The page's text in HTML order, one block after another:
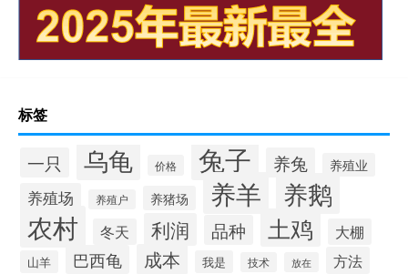
标签
一只 乌龟 价格 兔子 养兔 养殖业
养殖场 养殖户 养猪场 养羊 养鹅
农村 冬天 利润 品种 土鸡 大棚
山羊 巴西龟 成本 我是 技术 放在
方法